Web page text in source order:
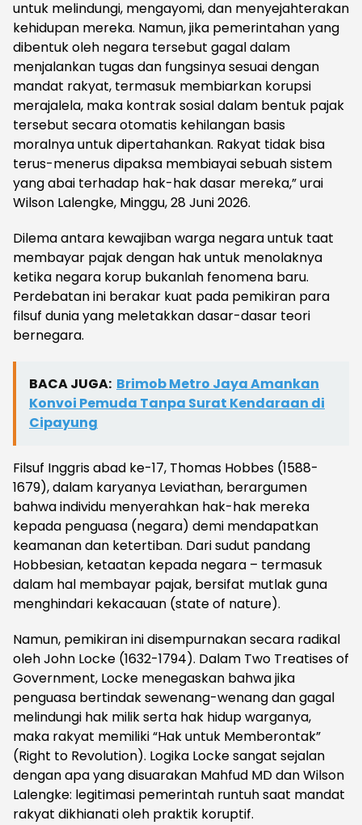
untuk melindungi, mengayomi, dan menyejahterakan
kehidupan mereka. Namun, jika pemerintahan yang
dibentuk oleh negara tersebut gagal dalam
menjalankan tugas dan fungsinya sesuai dengan
mandat rakyat, termasuk membiarkan korupsi
merajalela, maka kontrak sosial dalam bentuk pajak
tersebut secara otomatis kehilangan basis
moralnya untuk dipertahankan. Rakyat tidak bisa
terus-menerus dipaksa membiayai sebuah sistem
yang abai terhadap hak-hak dasar mereka,” urai
Wilson Lalengke, Minggu, 28 Juni 2026.
Dilema antara kewajiban warga negara untuk taat
membayar pajak dengan hak untuk menolaknya
ketika negara korup bukanlah fenomena baru.
Perdebatan ini berakar kuat pada pemikiran para
filsuf dunia yang meletakkan dasar-dasar teori
bernegara.
BACA JUGA: Brimob Metro Jaya Amankan
Konvoi Pemuda Tanpa Surat Kendaraan di
Cipayung
Filsuf Inggris abad ke-17, Thomas Hobbes (1588-
1679), dalam karyanya Leviathan, berargumen
bahwa individu menyerahkan hak-hak mereka
kepada penguasa (negara) demi mendapatkan
keamanan dan ketertiban. Dari sudut pandang
Hobbesian, ketaatan kepada negara – termasuk
dalam hal membayar pajak, bersifat mutlak guna
menghindari kekacauan (state of nature).
Namun, pemikiran ini disempurnakan secara radikal
oleh John Locke (1632-1794). Dalam Two Treatises of
Government, Locke menegaskan bahwa jika
penguasa bertindak sewenang-wenang dan gagal
melindungi hak milik serta hak hidup warganya,
maka rakyat memiliki “Hak untuk Memberontak”
(Right to Revolution). Logika Locke sangat sejalan
dengan apa yang disuarakan Mahfud MD dan Wilson
Lalengke: legitimasi pemerintah runtuh saat mandat
rakyat dikhianati oleh praktik koruptif.